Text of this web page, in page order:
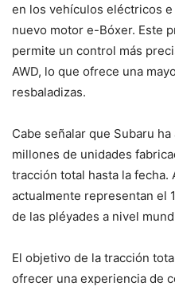
en los vehículos eléctricos
nuevo motor e-Bóxer. Este
permite un control más
AWD, lo que ofrece una
resbaladizas.
Cabe señalar que Subaru ha
millones de unidades
tracción total hasta la fecha.
actualmente representan el
de las pléyades a nivel
El objetivo de la tracción
ofrecer una experiencia de